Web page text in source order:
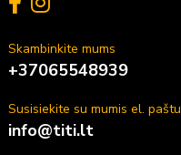
Skambinkite mums
+37065548939
Susisiekite su mumis el. paštu
info@titi.lt